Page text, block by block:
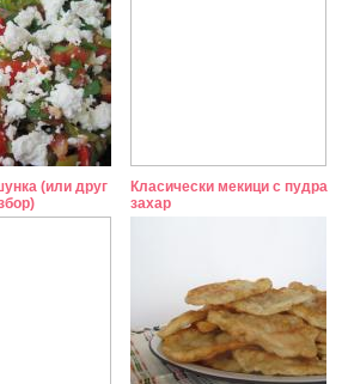
(или друг
Класически мекици с пудра
захар